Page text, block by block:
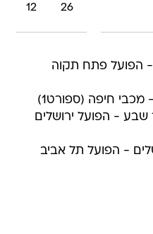
26
12
נתניה - הפועל פתח תקוה
באר שבע - הפועל ירושלים